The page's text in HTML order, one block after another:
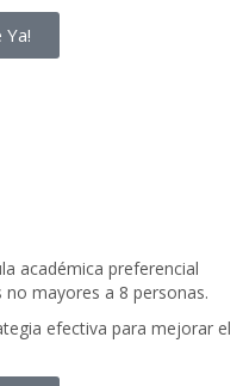
académica preferencial
mayores a 8 personas.
efectiva para mejorar el